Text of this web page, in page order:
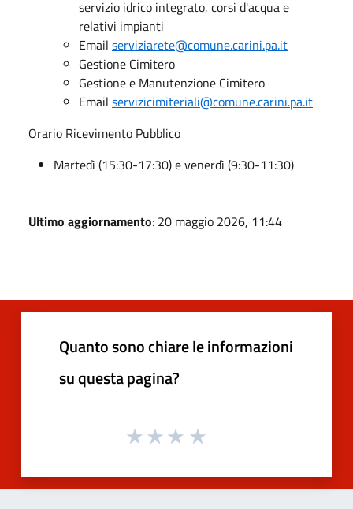
servizio idrico integrato, corsi d'acqua e
relativi impianti
Email serviziarete@comune.carini.pa.it
Gestione Cimitero
Gestione e Manutenzione Cimitero
Email servizicimiteriali@comune.carini.pa.it
Orario Ricevimento Pubblico
Martedì (15:30-17:30) e venerdì (9:30-11:30)
Ultimo aggiornamento: 20 maggio 2026, 11:44
Quanto sono chiare le informazioni
su questa pagina?